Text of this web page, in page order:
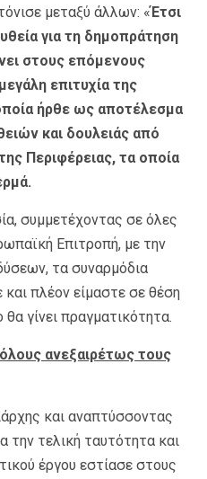
μεταξύ άλλων: «Έτσι
για τη δημοπράτηση
στους επόμενους
επιτυχία της
ήρθε ως αποτέλεσμα
και δουλειάς από
Περιφέρειας, τα οποία
συμμετέχοντας σε όλες
Επιτροπή, με την
τα συναρμόδια
πλέον είμαστε σε θέση
γίνει πραγματικότητα.
ανεξαιρέτως τους
και αναπτύσσοντας
την τελική ταυτότητα και
έργου εστίασε στους